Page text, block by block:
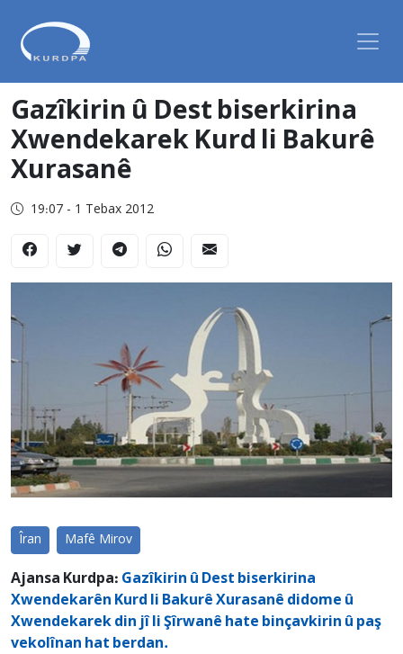
Gazîkirin û Dest biserkirina
Xwendekarek Kurd li Bakurê
Xurasanê
19:07 - 1 Tebax 2012
Îran Mafê Mirov
Ajansa Kurdpa: Gazîkirin û Dest biserkirina
Xwendekarên Kurd li Bakurê Xurasanê didome û
Xwendekarek din jî li Şîrwanê hate binçavkirin û paş
vekolînan hat berdan.